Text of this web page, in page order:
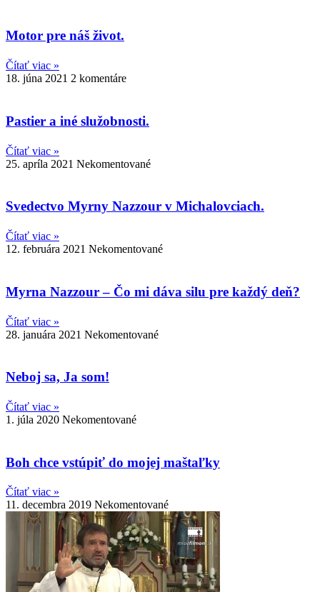
Motor pre náš život.
Čítať viac »
18. júna 2021 2 komentáre
Pastier a iné služobnosti.
Čítať viac »
25. apríla 2021 Nekomentované
Svedectvo Myrny Nazzour v Michalovciach.
Čítať viac »
12. februára 2021 Nekomentované
Myrna Nazzour – Čo mi dáva silu pre každý deň?
Čítať viac »
28. januára 2021 Nekomentované
Neboj sa, Ja som!
Čítať viac »
1. júla 2020 Nekomentované
Boh chce vstúpiť do mojej maštaľky
Čítať viac »
11. decembra 2019 Nekomentované